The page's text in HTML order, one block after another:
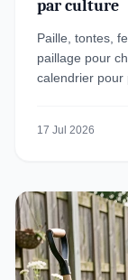
par culture
Paille, tontes,
paillage pour
calendrier pour
17 Jul 2026